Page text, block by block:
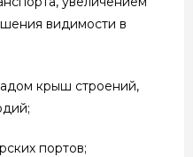
видимости в
крыш строений,
портов;